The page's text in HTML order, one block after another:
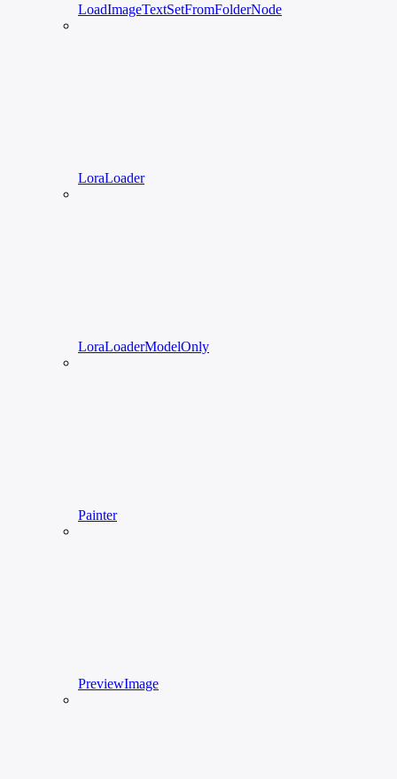
LoadImageTextSetFromFolderNode
LoraLoader
LoraLoaderModelOnly
Painter
PreviewImage